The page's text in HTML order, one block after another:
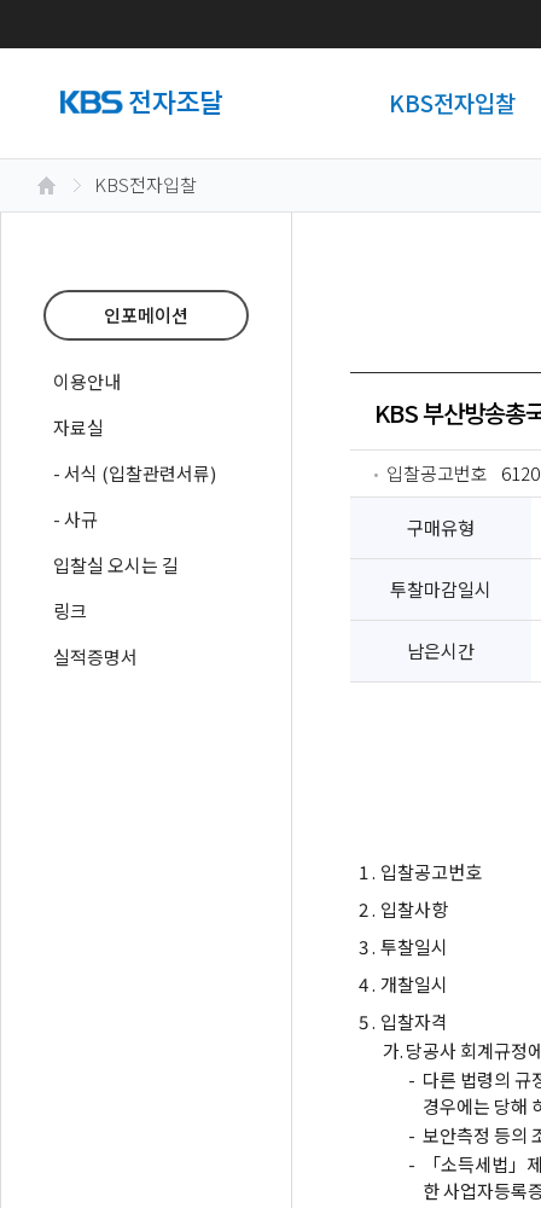
KBS전자입찰
KBS전자입찰
인포메이션
이용안내
자료실
- 서식 (입찰관련서류)
- 사규
입찰실 오시는 길
링크
실적증명서
KBS 부산방송총
입찰공고번호
구매유형
투찰마감일시
남은시간
1 . 입찰공고번호
2 . 입찰사항
3 . 투찰일시
4 . 개찰일시
5 . 입찰자격
가.당공사 회계규정
- 다른 법령의 규
경우에는 당해
- 보안측정 등의
-
「소득세법」
한 사업자등록